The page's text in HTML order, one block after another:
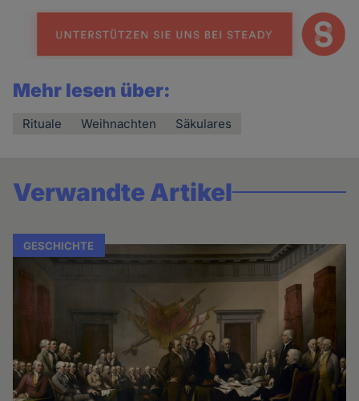
Mehr lesen über:
Rituale Weihnachten Säkulares
Verwandte Artikel
GESCHICHTE